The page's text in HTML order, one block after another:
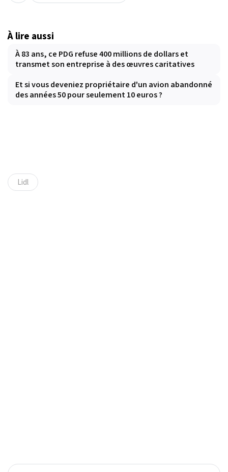
À lire aussi
À 83 ans, ce PDG refuse 400 millions de dollars et
transmet son entreprise à des œuvres caritatives
Et si vous deveniez propriétaire d'un avion abandonné
des années 50 pour seulement 10 euros ?
Lidl